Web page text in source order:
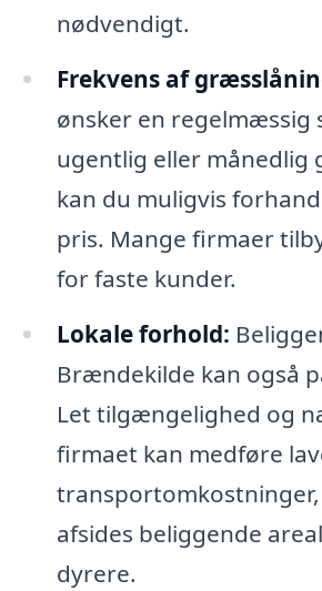
nødvendigt.
Frekvens af
ønsker en regelmæssig
ugentlig eller månedlig
kan du muligvis
pris. Mange firmaer
for faste kunder.
Lokale forhold:
Brændekilde kan også
Let tilgængelighed og
firmaet kan medføre
afsides beliggende
dyrere.